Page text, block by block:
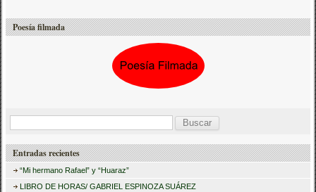
Poesía filmada
s
Entradas recientes
“Mi hermano Rafael” y “Huaraz”
LIBRO DE HORAS/ GABRIEL ESPINOZA SUÁREZ